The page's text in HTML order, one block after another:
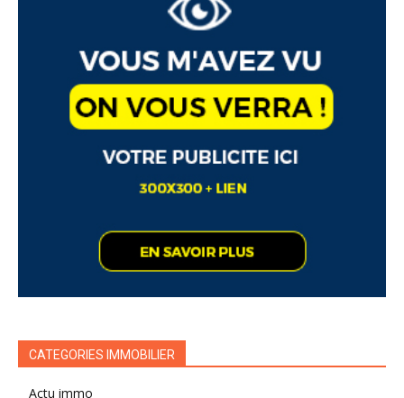
CATEGORIES IMMOBILIER
Actu immo